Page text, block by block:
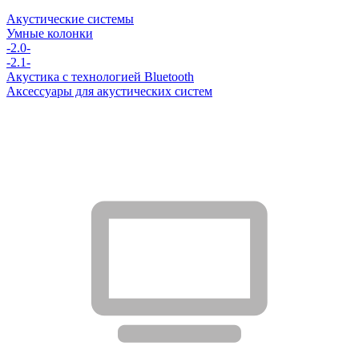
Акустические системы
Умные колонки
-2.0-
-2.1-
Акустика с технологией Bluetooth
Аксессуары для акустических систем